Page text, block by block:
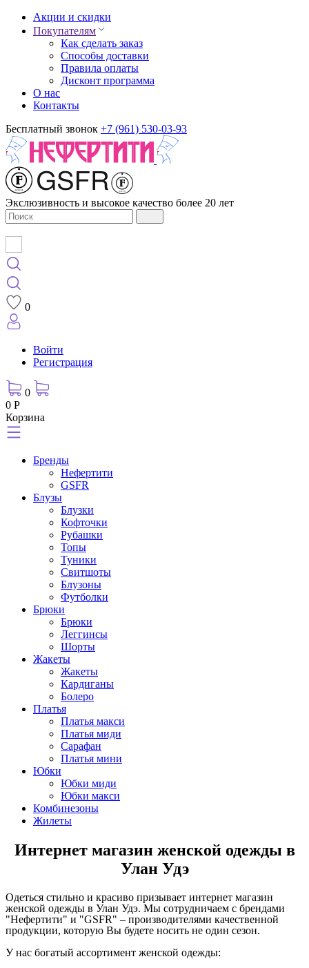
Акции и скидки
Покупателям
Как сделать заказ
Способы доставки
Правила оплаты
Дисконт программа
О нас
Контакты
Бесплатный звонок +7 (961) 530-03-93
Экслюзивность и высокое качество более 20 лет
0
Войти
Регистрация
0
0 Р
Корзина
Бренды
Нефертити
GSFR
Блузы
Блузки
Кофточки
Рубашки
Топы
Туники
Свитшоты
Блузоны
Футболки
Брюки
Брюки
Леггинсы
Шорты
Жакеты
Жакеты
Кардиганы
Болеро
Платья
Платья макси
Платья миди
Сарафан
Платья мини
Юбки
Юбки миди
Юбки макси
Комбинезоны
Жилеты
Интернет магазин женской одежды в
Улан Удэ
Одеться стильно и красиво призывает интернет магазин
женской одежды в Улан Удэ. Мы сотрудничаем с брендами
"Нефертити" и "GSFR" – производителями качественной
продукции, которую Вы будете носить не один сезон.
У нас богатый ассортимент женской одежды: